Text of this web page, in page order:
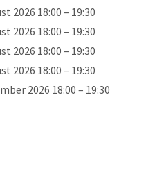
2026 18:00 – 19:30
2026 18:00 – 19:30
2026 18:00 – 19:30
2026 18:00 – 19:30
2026 18:00 – 19:30